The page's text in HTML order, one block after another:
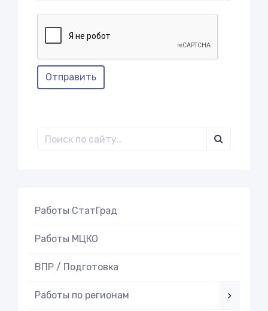
Отправить
Работы СтатГрад
Работы МЦКО
ВПР / Подготовка
Работы по регионам